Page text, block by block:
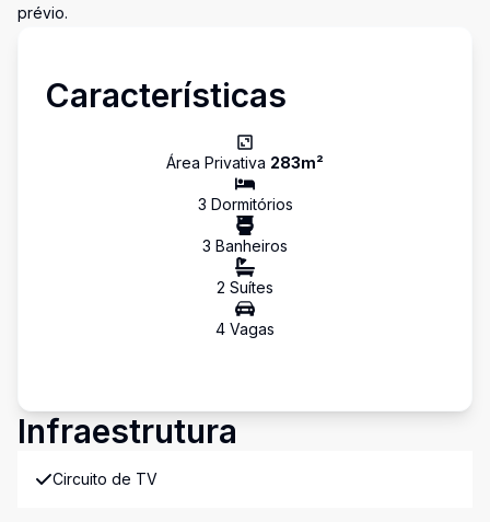
prévio.
Características
Área Privativa 283m²
3 Dormitórios
3 Banheiros
2 Suítes
4 Vagas
Infraestrutura
Circuito de TV